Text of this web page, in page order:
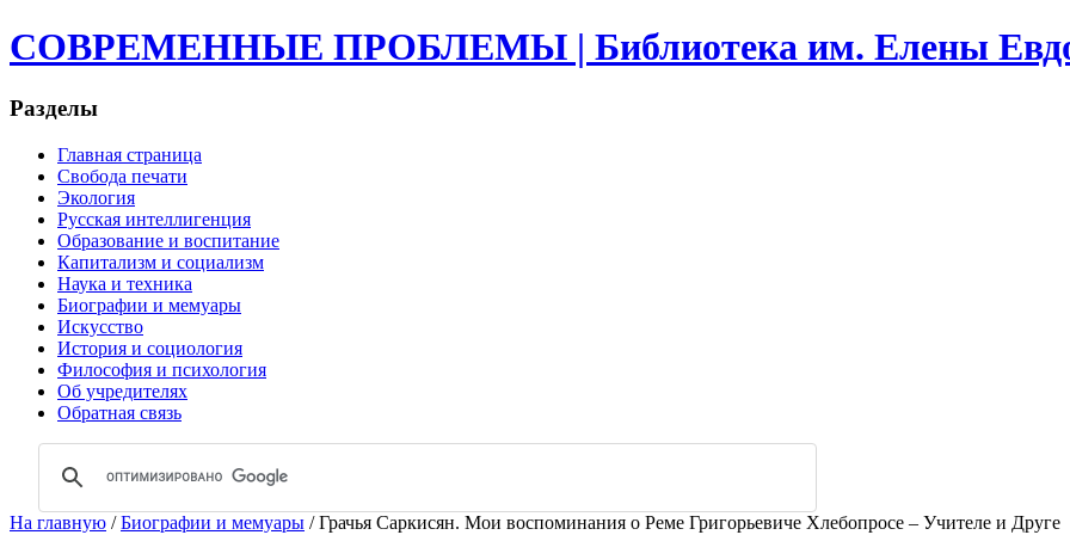
СОВРЕМЕННЫЕ ПРОБЛЕМЫ | Библиотека им. Елены
Разделы
Главная страница
Свобода печати
Экология
Русская интеллигенция
Образование и воспитание
Капитализм и социализм
Наука и техника
Биографии и мемуары
Искусство
История и социология
Философия и психология
Об учредителях
Обратная связь
На главную /Биографии и мемуары / Грачья Саркисян. Мои воспоминания о Реме Григорьевиче Хлебопросе – Учителе и Друге